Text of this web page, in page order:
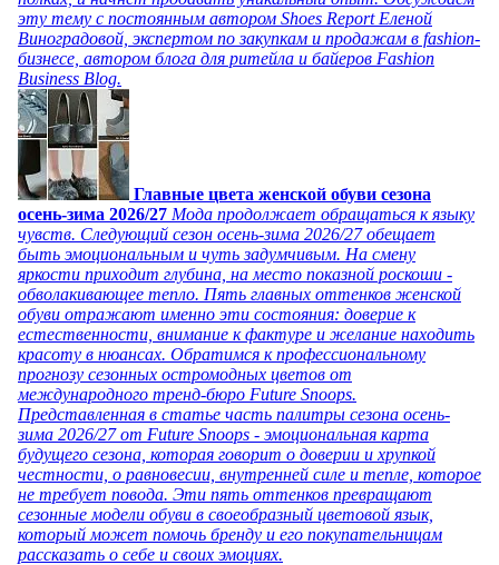
эту тему с постоянным автором Shoes Report Еленой
Виноградовой, экспертом по закупкам и продажам в fashion-
бизнесе, автором блога для ритейла и байеров Fashion
Business Blog.
Главные цвета женской обуви сезона
осень-зима 2026/27 Мода продолжает обращаться к языку
чувств. Следующий сезон осень-зима 2026/27 обещает
быть эмоциональным и чуть задумчивым. На смену
яркости приходит глубина, на место показной роскоши -
обволакивающее тепло. Пять главных оттенков женской
обуви отражают именно эти состояния: доверие к
естественности, внимание к фактуре и желание находить
красоту в нюансах. Обратимся к профессиональному
прогнозу сезонных остромодных цветов от
международного тренд-бюро Future Snoops.
Представленная в статье часть палитры сезона осень-
зима 2026/27 от Future Snoops - эмоциональная карта
будущего сезона, которая говорит о доверии и хрупкой
честности, о равновесии, внутренней силе и тепле, которое
не требует повода. Эти пять оттенков превращают
сезонные модели обуви в своеобразный цветовой язык,
который может помочь бренду и его покупательницам
рассказать о себе и своих эмоциях.